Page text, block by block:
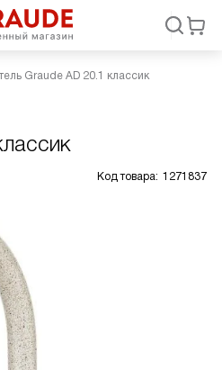
Graude AD 20.1 классик
Код товара: 1271837